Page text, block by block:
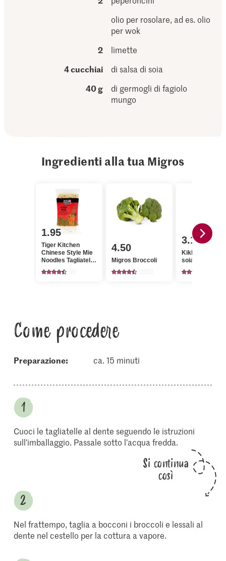
olio per rosolare, ad es. olio
per wok
2
limette
4 cucchiai
di salsa di soia
40 g
di germogli di fagiolo
mungo
Ingredienti alla tua Migros
1.95
Tiger Kitchen
Chinese Style Mie
Noodles Tagliatelle
di frumento
4.50
Migros Broccoli
3.15
Kikkoman
soia
Come procedere
Preparazione: ca. 15 minuti
Cuoci le tagliatelle al dente seguendo le istruzioni
sull’imballaggio. Passale sotto l’acqua fredda.
Si continua
così
Nel frattempo, taglia a bocconi i broccoli e lessali al
dente nel cestello per la cottura a vapore.